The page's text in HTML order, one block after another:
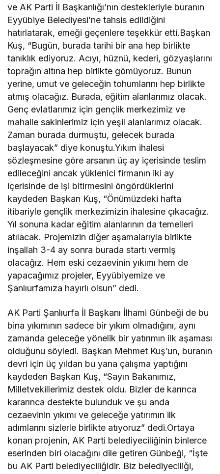
ve AK Parti İl Başkanlığı’nın destekleriyle buranın
Eyyübiye Belediyesi’ne tahsis edildiğini
hatırlatarak, emeği geçenlere teşekkür etti.Başkan
Kuş, “Bugün, burada tarihi bir ana hep birlikte
tanıklık ediyoruz. Acıyı, hüznü, kederi, gözyaşlarını
toprağın altına hep birlikte gömüyoruz. Bunun
yerine, umut ve geleceğin tohumlarını hep birlikte
atmış olacağız. Burada, eğitim alanlarımız olacak.
Genç evlatlarımız için gençlik merkezimiz ve
mahalle sakinlerimiz için yeşil alanlarımız olacak.
Zaman burada durmuştu, gelecek burada
başlayacak” diye konuştu.Yıkım ihalesi
sözleşmesine göre arsanın üç ay içerisinde teslim
edileceğini ancak yüklenici firmanın iki ay
içerisinde de işi bitirmesini öngördüklerini
kaydeden Başkan Kuş, “Önümüzdeki hafta
itibariyle gençlik merkezimizin ihalesine çıkacağız.
Yıl sonuna kadar eğitim alanlarının da temelleri
atılacak. Projemizin diğer aşamalarıyla birlikte
inşallah 3-4 ay sonra burada startı vermiş
olacağız. Hem eski cezaevinin yıkımı hem de
yapacağımız projeler, Eyyübiyemize ve
Şanlıurfamıza hayırlı olsun” dedi.
AK Parti Şanlıurfa İl Başkanı İlhami Günbeği de bu
bina yıkımının sadece bir yıkım olmadığını, aynı
zamanda geleceğe yönelik bir yatırımın ilk aşaması
olduğunu söyledi. Başkan Mehmet Kuş’un, buranın
devri için üç yıldan bu yana çalışma yaptığını
kaydeden Başkan Kuş, “Sayın Bakanımız,
Milletvekillerimiz destek oldu. Bizler de karınca
kararınca destekte bulunduk ve şu anda
cezaevinin yıkımı ve geleceğe yatırımın ilk
adımlarını sizlerle birlikte atıyoruz” dedi.Ortaya
konan projenin, AK Parti belediyeciliğinin binlerce
eserinden biri olacağını dile getiren Günbeği, “İşte
bu AK Parti belediyeciliğidir. Biz belediyeciliği,